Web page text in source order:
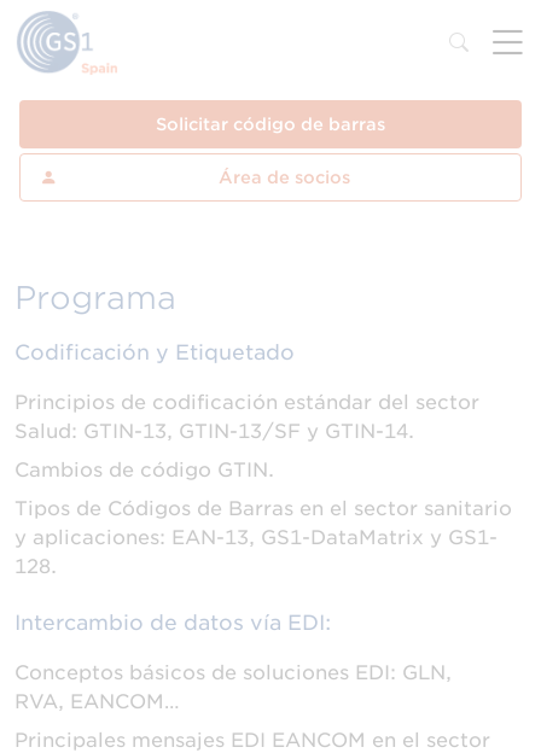
Solicitar código de barras
Área de socios
Programa
Codificación y Etiquetado
Principios de codificación estándar del sector
Salud: GTIN-13, GTIN-13/SF y GTIN-14.
Cambios de código GTIN.
Tipos de Códigos de Barras en el sector sanitario
y aplicaciones: EAN-13, GS1-DataMatrix y GS1-
128.
Intercambio de datos vía EDI:
Conceptos básicos de soluciones EDI: GLN,
RVA, EANCOM…
Principales mensajes EDI EANCOM en el sector